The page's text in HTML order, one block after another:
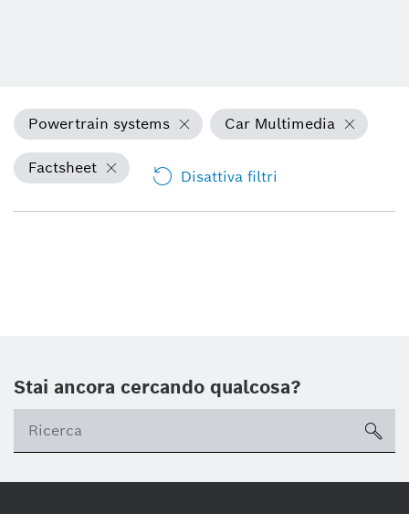
Powertrain systems Car Multimedia
Factsheet Disattiva filtri
Stai ancora cercando qualcosa?